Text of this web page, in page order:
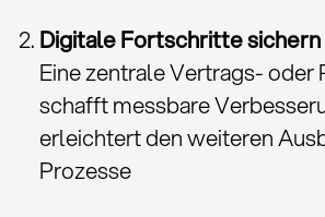
Digitale Fortschritte sichern
Eine zentrale Vertrags- oder
schafft messbare
erleichtert den weiteren
Prozesse